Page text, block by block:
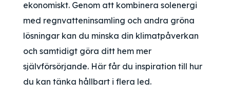
ekonomiskt. Genom att kombinera solenergi
med regnvatteninsamling och andra gröna
lösningar kan du minska din klimatpåverkan
och samtidigt göra ditt hem mer
självförsörjande. Här får du inspiration till hur
du kan tänka hållbart i flera led.